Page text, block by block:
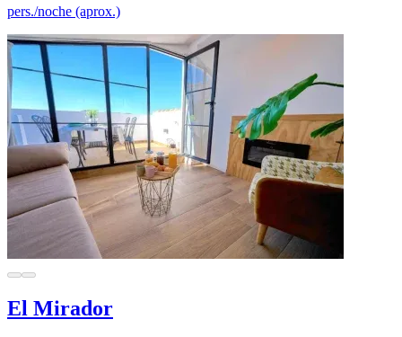
pers./noche (aprox.)
El Mirador